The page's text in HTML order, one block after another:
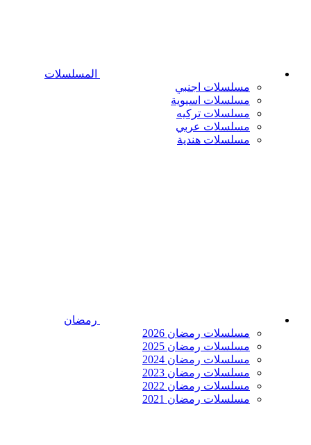
المسلسلات
مسلسلات اجنبي
مسلسلات اسيوية
مسلسلات تركيه
مسلسلات عربي
مسلسلات هندية
رمضان
مسلسلات رمضان 2026
مسلسلات رمضان 2025
مسلسلات رمضان 2024
مسلسلات رمضان 2023
مسلسلات رمضان 2022
مسلسلات رمضان 2021